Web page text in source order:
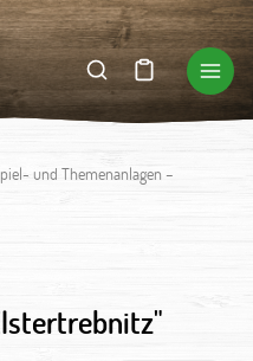
und Themenanlagen –